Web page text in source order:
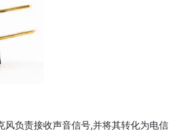
负责接收声音信号,并将其转化为电信